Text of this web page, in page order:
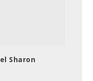
Sharon